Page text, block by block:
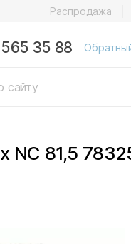
Распродажа
35 88
NC 81,5